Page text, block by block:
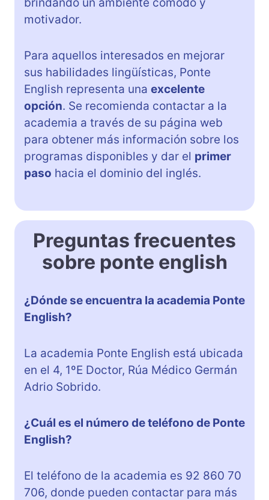
motivador.
Para aquellos interesados en mejorar
sus habilidades lingüísticas, Ponte
English representa una excelente
opción. Se recomienda contactar a la
academia a través de su página web
para obtener más información sobre los
programas disponibles y dar el primer
paso hacia el dominio del inglés.
Preguntas frecuentes
sobre ponte english
¿Dónde se encuentra la academia Ponte
English?
La academia Ponte English está ubicada
en el 4, 1ºE Doctor, Rúa Médico Germán
Adrio Sobrido.
¿Cuál es el número de teléfono de Ponte
English?
El teléfono de la academia es 92 860 70
706, donde pueden contactar para más